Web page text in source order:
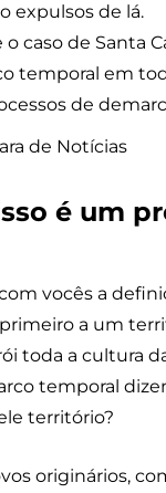
expulsos de lá.
o caso de Santa
temporal em
de
de Notícias
é um
vocês a
a um
toda a cultura
temporal
território?
originários,